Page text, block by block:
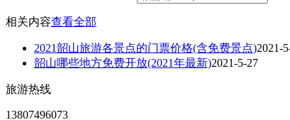
相关内容查看全部
2021韶山旅游各景点的门票价格(含免费景点)2021-
韶山哪些地方免费开放(2021年最新)2021-5-27
旅游热线
13807496073